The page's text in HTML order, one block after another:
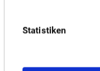
Statistiken